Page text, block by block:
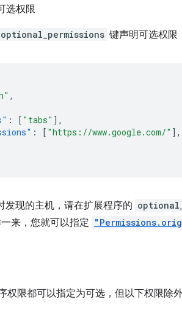
选权限
optional_permissions 键声明可选权限
,
: [ "tabs" ],
: [ "https://www.google.com/" ],
发现的主机，请在扩展程序的
来，您就可以指定
权限都可以指定为可选，但以下权限除外